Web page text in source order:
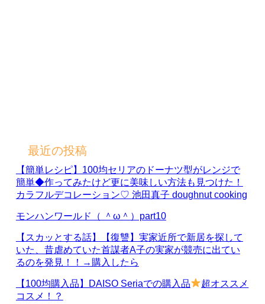
最近の投稿
【簡単レシピ】100均セリアのドーナツ型がレンジで
簡単◆作ってみたけど更に美味しい方法も見つけた！
カラフルデコレーション♡ 池田真子 doughnut cooking
モンハンワールド（ ＾ω＾）part10
【スカッとする話】【復讐】実家近所で新居を探して
いた、昔虐めていた首謀者A子の実家が競売に出てい
るのを発見！！→購入したら
【100均購入品】DAISO Seriaでの購入品
超オススメ
コスメ！？